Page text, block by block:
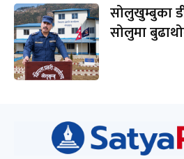
सोलुखुम्बुका
सोलुमा